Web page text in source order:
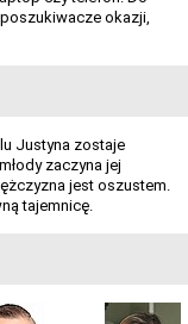
okazji,
Justyna zostaje
zaczyna jej
jest oszustem.
tajemnicę.